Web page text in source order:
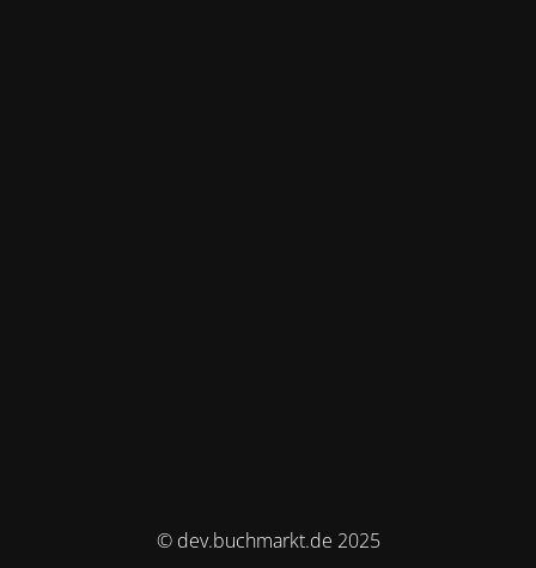
© dev.buchmarkt.de 2025